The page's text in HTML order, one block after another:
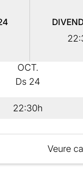
OCT.
Ds 24
22:30h
Veure